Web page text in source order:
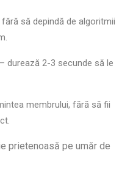
să depindă de algoritmii
durează 2-3 secunde să le
membrului, fără să fii
prietenoasă pe umăr de